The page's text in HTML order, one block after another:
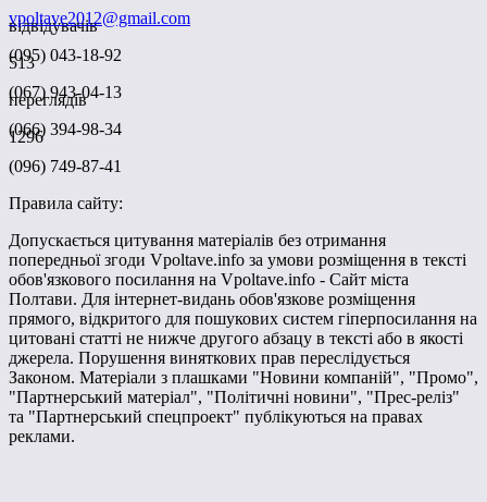
відвідувачів
513
переглядів
1296
vpoltave2012@gmail.com
(095) 043-18-92
(067) 943-04-13
(066) 394-98-34
(096) 749-87-41
Правила сайту:
Допускається цитування матеріалів без отримання
попередньої згоди Vpoltave.info за умови розміщення в тексті
обов'язкового посилання на Vpoltave.info - Сайт міста
Полтави. Для інтернет-видань обов'язкове розміщення
прямого, відкритого для пошукових систем гіперпосилання на
цитовані статті не нижче другого абзацу в тексті або в якості
джерела. Порушення виняткових прав переслідується
Законом. Матеріали з плашками "Новини компаній", "Промо",
"Партнерський матеріал", "Політичні новини", "Прес-реліз"
та "Партнерський спецпроект" публікуються на правах
реклами.